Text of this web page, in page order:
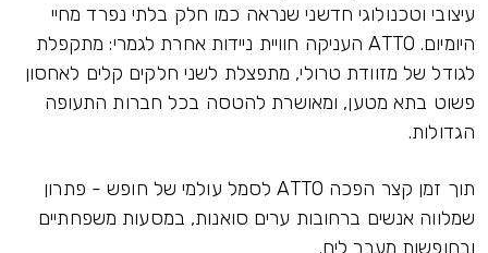
עיצובי וטכנולוגי חדשני שנראה כמו חלק בלתי נפרד מחיי
היומיום. ATTO העניקה חוויית ניידות אחרת לגמרי: מתקפלת
לגודל של מזוודת טרולי, מתפצלת לשני חלקים קלים לאחסון
פשוט בתא מטען, ומאושרת להטסה בכל חברות התעופה
הגדולות.
תוך זמן קצר הפכה ATTO לסמל עולמי של חופש - פתרון
שמלווה אנשים ברחובות ערים סואנות, במסעות משפחתיים
ובחופשות מעבר לים.